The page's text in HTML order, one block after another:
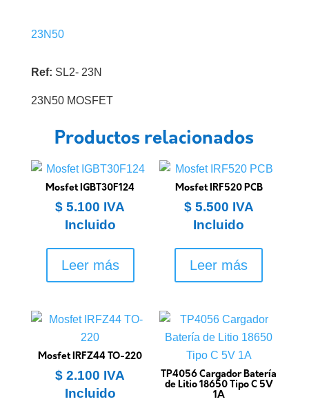
23N50
Ref: SL2- 23N
23N50 MOSFET
Productos relacionados
Mosfet IGBT30F124
$ 5.100 IVA
Incluido
Leer más
Mosfet IRF520 PCB
$5.500 IVA
Incluido
Leer más
Mosfet IRFZ44 TO-220
$ 2.100 IVA
Incluido
TP4056 Cargador Batería
de Litio 18650 Tipo C 5V
1A